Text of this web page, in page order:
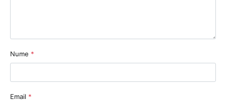
Nume *
Email *